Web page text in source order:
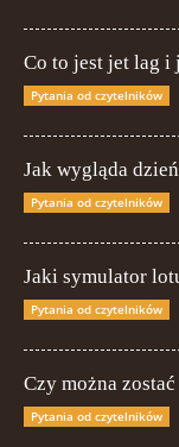
Co to jest jet lag i
Pytania od czytelników
Jak wygląda
Pytania od czytelników
Jaki symulator
Pytania od czytelników
Czy można
Pytania od czytelników